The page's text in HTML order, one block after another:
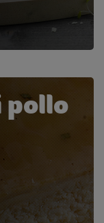
pollo